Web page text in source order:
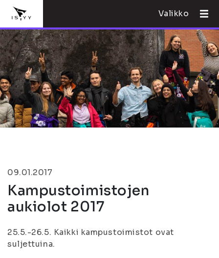
Valikko
09.01.2017
Kampustoimistojen
aukiolot 2017
25.5.-26.5. Kaikki kampustoimistot ovat
suljettuina.